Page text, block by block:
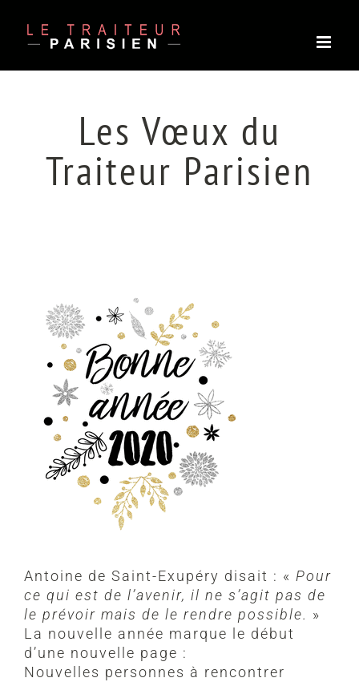
contenu
Les Vœux du
Traiteur Parisien
Antoine de Saint-Exupéry disait : « Pour
ce qui est de l’avenir, il ne s’agit pas de
le prévoir mais de le rendre possible. »
La nouvelle année marque le début
d’une nouvelle page :
Nouvelles personnes à rencontrer